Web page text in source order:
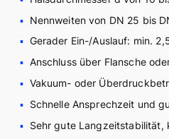
Nennweiten von DN 25 bis
Gerader Ein-/Auslauf: min.
Anschluss über Flansche
Vakuum- oder
Schnelle Ansprechzeit und
Sehr gute Langzeitstabilität,